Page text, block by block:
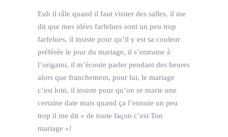
Euh il râle quand il faut visiter des salles, il me
dit que mes idées farfelues sont un peu trop
farfelues, il insiste pour qu’il y est sa couleur
préférée le jour du mariage, il s’entraine à
l’origami, il m’écoute parler pendant des heures
alors que franchement, pour lui, le mariage
c’est loin, il insiste pour qu’on se marie une
certaine date mais quand ça l’ennuie un peu
trop il me dit « de toute façon c’est Ton
mariage »!